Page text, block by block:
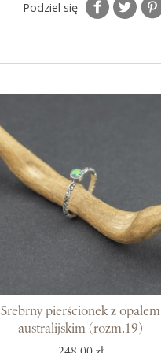
Podziel się
Srebrny pierścionek z opalem
australijskim (rozm.19)